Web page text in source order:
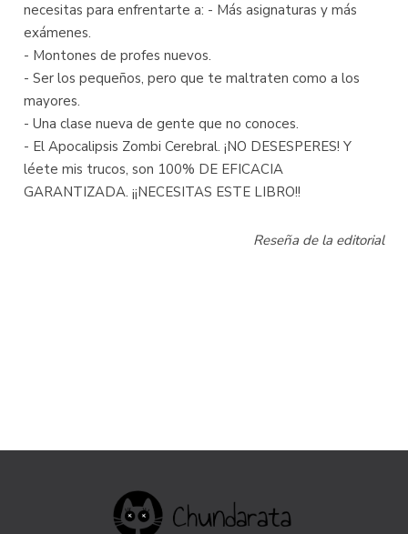
necesitas para enfrentarte a: - Más asignaturas y más
exámenes.
- Montones de profes nuevos.
- Ser los pequeños, pero que te maltraten como a los
mayores.
- Una clase nueva de gente que no conoces.
- El Apocalipsis Zombi Cerebral. ¡NO DESESPERES! Y
léete mis trucos, son 100% DE EFICACIA
GARANTIZADA. ¡¡NECESITAS ESTE LIBRO!!
Reseña de la editorial